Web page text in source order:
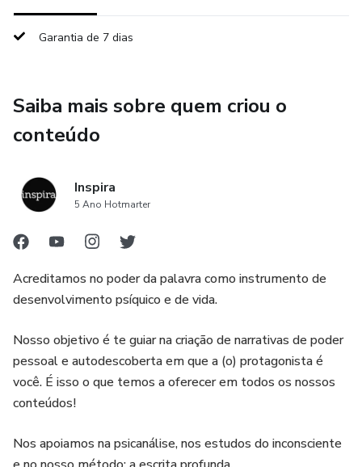
iniciática de 5 dias que une a psicologia profunda, a força
Sabedoria.
Nossa jornada é composta por 5 meditações guiadas
Organização do Caos: Aprenda a separar o que é ruído do
que é essencial.
Discernimento e Escolha: Cultive a lucidez necessária para
caminhos decisivos.
Desenvolvimento do Foco: Treine sua mente para a
precisão e a persistência.
Blindagem Emocional: Erga seu escudo contra projeções e
Integração Mente-Coração: Aprenda a decidir com a razão,
Garantia de 7 dias
Saiba mais sobre quem criou o
conteúdo
Inspira
5 Ano Hotmarter
Acreditamos no poder da palavra como instrumento de
desenvolvimento psíquico e de vida.
Nosso objetivo é te guiar na criação de narrativas de poder
pessoal e autodescoberta em que a (o) protagonista é
você. É isso o que temos a oferecer em todos os nossos
conteúdos!
Nos apoiamos na psicanálise, nos estudos do inconsciente